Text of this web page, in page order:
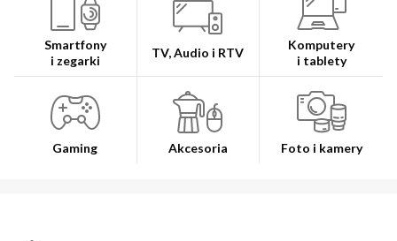
Smartfony
i zegarki
TV, Audio i RTV
Komputery
i tablety
Gaming Akcesoria Foto i kamery